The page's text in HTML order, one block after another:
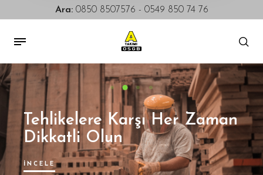
Ara:0850 8507576 - 0549 850 74 76
Tehlikelere Karşı Her Zaman
Dikkatli Olun
İNCELE